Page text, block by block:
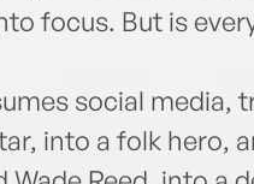
focus. But is
social media,
into a folk hero,